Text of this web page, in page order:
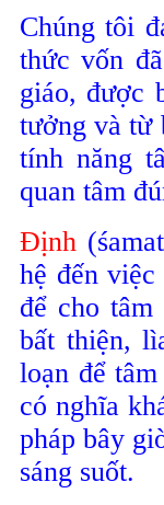
Chúng tôi
thức vốn
giáo, được
tưởng và từ
tính năng
quan tâm
Ðịnh
hệ đến
để cho
bất thiện,
loạn để
có nghĩa
pháp bây
sáng suốt.